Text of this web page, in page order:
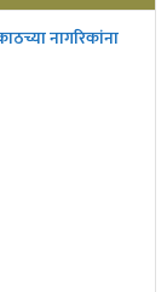
नागरिकांना